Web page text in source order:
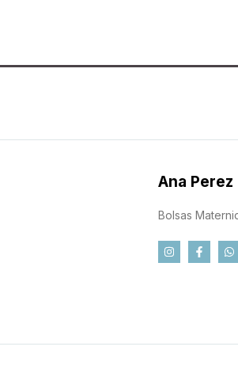
Ana Perez
Bolsas